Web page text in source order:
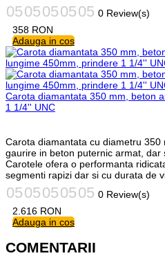
0 Review(s)
358 RON
Adauga in cos
Carota diamantata 350 mm, beton
1 1/4'' UNC
Carota diamantata cu diametru
gaurire in beton puternic armat, dar
Carotele ofera o performanta
segmenti rapizi dar si cu durata de
0 Review(s)
2.616 RON
Adauga in cos
COMENTARII